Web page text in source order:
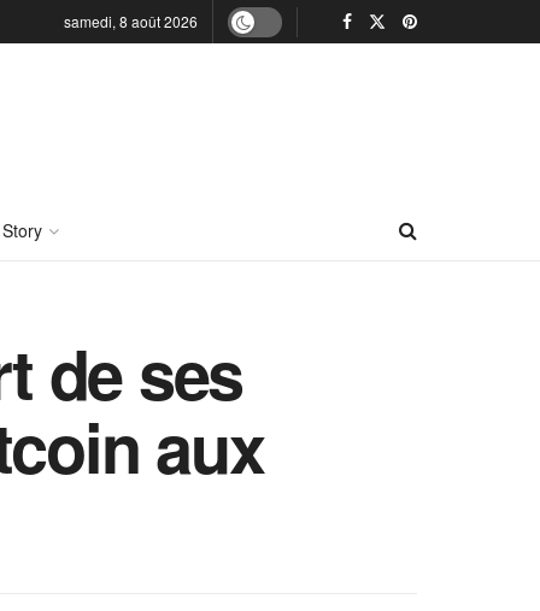
samedi, 8 août 2026
de ses
aux